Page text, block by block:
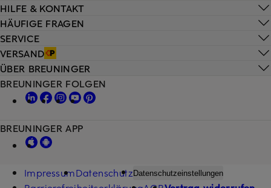
HILFE & KONTAKT
HÄUFIGE FRAGEN
SERVICE
VERSAND
ÜBER BREUNINGER
BREUNINGER FOLGEN
BREUNINGER APP
ImpressumDatenschutzDatenschutzeinstellungen